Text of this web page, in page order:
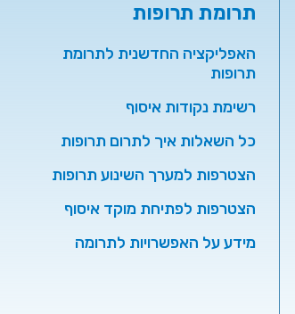
תרומת תרופות
האפליקציה החדשנית לתרומת
תרופות
רשימת נקודות איסוף
כל השאלות איך לתרום תרופות
הצטרפות למערך השינוע תרופות
הצטרפות לפתיחת מוקד איסוף
מידע על האפשרויות לתרומה